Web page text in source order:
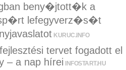
beny�jtott�k a
lefegyverz�s�t
KURUC.INFO
tervet fogadott el
– a nap hírei
INFOSTART.HU